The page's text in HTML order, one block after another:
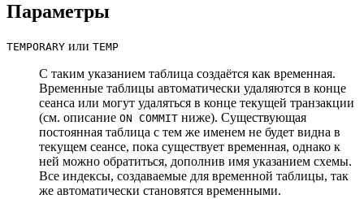
Параметры
TEMPORARY или TEMP
С таким указанием таблица создаётся как временная.
Временные таблицы автоматически удаляются в конце
сеанса или могут удаляться в конце текущей транзакции
(см. описание ON COMMIT ниже). Существующая
постоянная таблица с тем же именем не будет видна в
текущем сеансе, пока существует временная, однако к
ней можно обратиться, дополнив имя указанием схемы.
Все индексы, создаваемые для временной таблицы, так
же автоматически становятся временными.